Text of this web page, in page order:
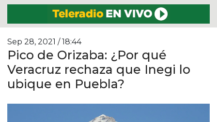
Sep 28, 2021 / 18:44
Pico de Orizaba: ¿Por qué
Veracruz rechaza que Inegi lo
ubique en Puebla?